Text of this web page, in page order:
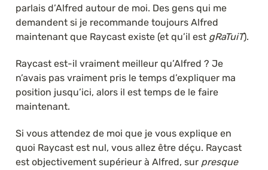
parlais d’Alfred autour de moi. Des gens qui me
demandent si je recommande toujours Alfred
maintenant que Raycast existe (et qu’il est gRaTuiT).
Raycast est-il vraiment meilleur qu’Alfred ? Je
n’avais pas vraiment pris le temps d’expliquer ma
position jusqu’ici, alors il est temps de le faire
maintenant.
Si vous attendez de moi que je vous explique en
quoi Raycast est nul, vous allez être déçu. Raycast
est objectivement supérieur à Alfred, sur presque